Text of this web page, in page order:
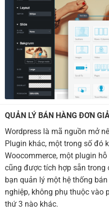
QUẢN LÝ BÁN HÀNG ĐƠN
Wordpress là mã nguồn mở
Plugin khác, một trong số đó
Woocommerce, một plugin
cũng được tích hợp sẵn trong
bạn quản lý một hệ thống
nghiệp, không phụ thuộc vào
thứ 3 nào khác.